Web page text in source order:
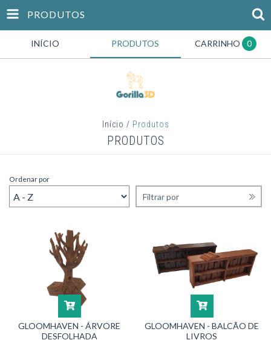
PRODUTOS
INÍCIO PRODUTOS CARRINHO 0
Início / Produtos
PRODUTOS
Ordenar por
Filtrar por
GLOOMHAVEN - ÁRVORE
DESFOLHADA
GLOOMHAVEN - BALCÃO DE
LIVROS